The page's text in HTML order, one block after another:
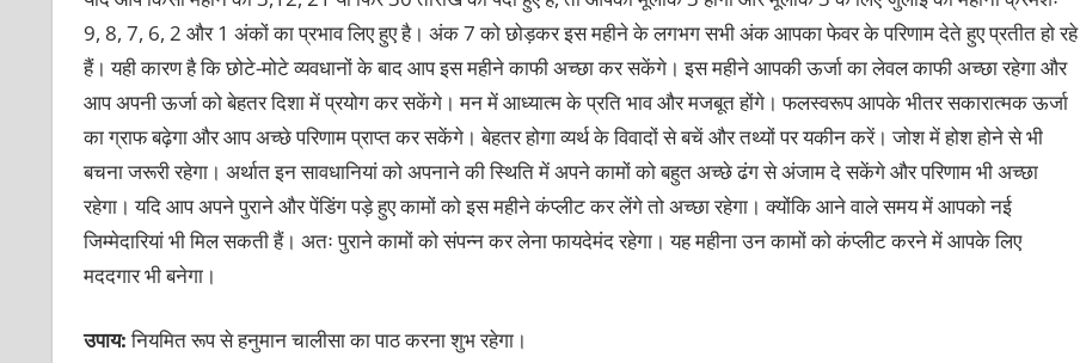
9, 8, 7, 6, 2 और 1 अंकों का प्रभाव लिए हुए है। अंक 7 को छोड़कर इस महीने के लगभग सभी अंक आपका फेवर के परिणाम देते हुए प्रतीत हो रहे
हैं। यही कारण है कि छोटे-मोटे व्यवधानों के बाद आप इस महीने काफी अच्छा कर सकेंगे। इस महीने आपकी ऊर्जा का लेवल काफी अच्छा रहेगा और
आप अपनी ऊर्जा को बेहतर दिशा में प्रयोग कर सकेंगे। मन में आध्यात्म के प्रति भाव और मजबूत होंगे। फलस्वरूप आपके भीतर सकारात्मक ऊर्जा
का ग्राफ बढ़ेगा और आप अच्छे परिणाम प्राप्त कर सकेंगे। बेहतर होगा व्यर्थ के विवादों से बचें और तथ्यों पर यकीन करें। जोश में होश होने से भी
बचना जरूरी रहेगा। अर्थात इन सावधानियां को अपनाने की स्थिति में अपने कामों को बहुत अच्छे ढंग से अंजाम दे सकेंगे और परिणाम भी अच्छा
रहेगा। यदि आप अपने पुराने और पेंडिंग पड़े हुए कामों को इस महीने कंप्लीट कर लेंगे तो अच्छा रहेगा। क्योंकि आने वाले समय में आपको नई
जिम्मेदारियां भी मिल सकती हैं। अतः पुराने कामों को संपन्न कर लेना फायदेमंद रहेगा। यह महीना उन कामों को कंप्लीट करने में आपके लिए
मददगार भी बनेगा।
उपाय:नियमित रूप से हनुमान चालीसा का पाठ करना शुभ रहेगा।